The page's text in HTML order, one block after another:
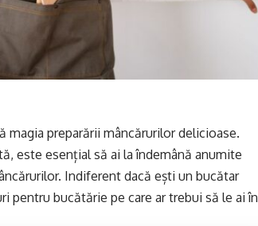
magia preparării mâncărurilor delicioase.
este esențial să ai la îndemână anumite
Indiferent dacă ești un bucătar
pentru bucătărie pe care ar trebui să le ai în